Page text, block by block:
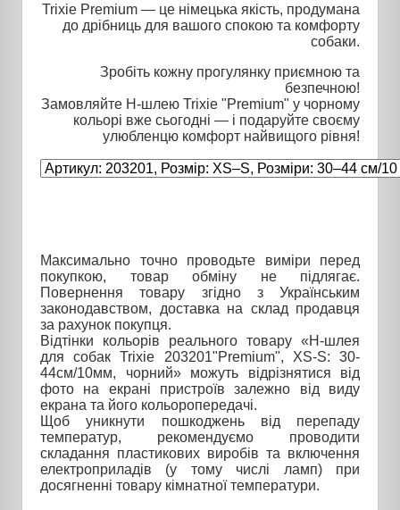
Trixie Premium — це німецька якість, продумана
до дрібниць для вашого спокою та комфорту
собаки.
Зробіть кожну прогулянку приємною та
безпечною!
Замовляйте H-шлею Trixie "Premium" у чорному
кольорі вже сьогодні — і подаруйте своєму
улюбленцю комфорт найвищого рівня!
Максимально точно проводьте виміри перед
покупкою, товар обміну не підлягає.
Повернення товару згідно з Українським
законодавством, доставка на склад продавця
за рахунок покупця.
Відтінки кольорів реального товару «H-шлея
для собак Trixie 203201"Premium", XS-S: 30-
44см/10мм, чорний» можуть відрізнятися від
фото на екрані пристроїв залежно від виду
екрана та його кольоропередачі.
Щоб уникнути пошкоджень від перепаду
температур, рекомендуємо проводити
складання пластикових виробів та включення
електроприладів (у тому числі ламп) при
досягненні товару кімнатної температури.